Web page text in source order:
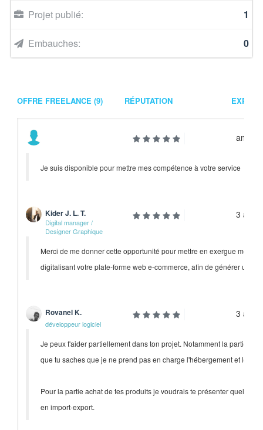
Projet publié: 1
Embauches: 0
OFFRE FREELANCE (9) RÉPUTATION
année
Je suis disponible pour mettre mes compétence à votre service
Kider J. L. T.
Digital manager /
Designer Graphique
3
Merci de me donner cette opportunité pour mettre en exergue mon
digitalisant votre plate-forme web e-commerce, afin de générer un
Rovanel K.
développeur logiciel
3
Je peux t'aider partiellement dans ton projet. Notamment la partie
que tu saches que je ne prend pas en charge l'hébergement et le
Pour la partie achat de tes produits je voudrais te présenter
en import-export.